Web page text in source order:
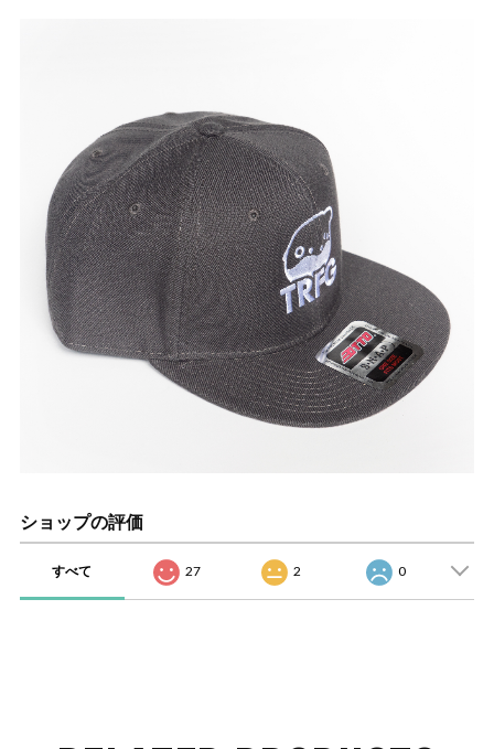
ショップの評価
すべて 27 2 0